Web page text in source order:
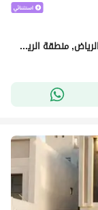
فيلا للبيع في شارع بدون اسم, حي الجنادرية, مدينة الرياض, منطقة الرياض